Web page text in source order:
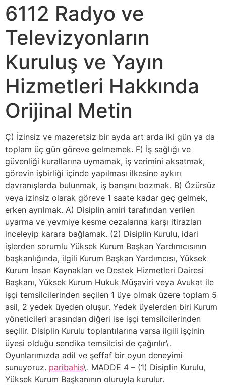
6112 Radyo ve
Televizyonların
Kuruluş ve Yayın
Hizmetleri Hakkında
Orijinal Metin
Ç) İzinsiz ve mazeretsiz bir ayda art arda iki gün ya da
toplam üç gün göreve gelmemek. F) İş sağlığı ve
güvenliği kurallarına uymamak, iş verimini aksatmak,
görevin işbirliği içinde yapılması ilkesine aykırı
davranışlarda bulunmak, iş barışını bozmak. B) Özürsüz
veya izinsiz olarak göreve 1 saate kadar geç gelmek,
erken ayrılmak. A) Disiplin amiri tarafından verilen
uyarma ve yevmiye kesme cezalarına karşı itirazları
inceleyip karara bağlamak. (2) Disiplin Kurulu, idari
işlerden sorumlu Yüksek Kurum Başkan Yardımcısının
başkanlığında, ilgili Kurum Başkan Yardımcısı, Yüksek
Kurum İnsan Kaynakları ve Destek Hizmetleri Dairesi
Başkanı, Yüksek Kurum Hukuk Müşaviri veya Avukat ile
işçi temsilcilerinden seçilen 1 üye olmak üzere toplam 5
asil, 2 yedek üyeden oluşur. Yedek üyelerden biri Kurum
yöneticileri arasından diğeri ise işçi temsilcilerinden
seçilir. Disiplin Kurulu toplantılarına varsa ilgili işçinin
üyesi olduğu sendika temsilcisi de çağırılır\.
Oyunlarımızda adil ve şeffaf bir oyun deneyimi
sunuyoruz. paribahis\. MADDE 4 – (1) Disiplin Kurulu,
Yüksek Kurum Başkanının oluruyla kurulur.